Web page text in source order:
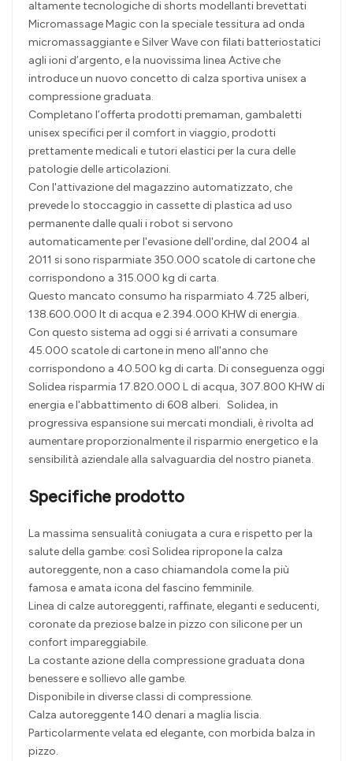
altamente tecnologiche di shorts modellanti brevettati
Micromassage Magic con la speciale tessitura ad onda
micromassaggiante e Silver Wave con filati batteriostatici
agli ioni d’argento, e la nuovissima linea Active che
introduce un nuovo concetto di calza sportiva unisex a
compressione graduata.
Completano l’offerta prodotti premaman, gambaletti
unisex specifici per il comfort in viaggio, prodotti
prettamente medicali e tutori elastici per la cura delle
patologie delle articolazioni.
Con l'attivazione del magazzino automatizzato, che
prevede lo stoccaggio in cassette di plastica ad uso
permanente dalle quali i robot si servono
automaticamente per l'evasione dell'ordine, dal 2004 al
2011 si sono risparmiate 350.000 scatole di cartone che
corrispondono a 315.000 kg di carta.
Questo mancato consumo ha risparmiato 4.725 alberi,
138.600.000 lt di acqua e 2.394.000 KHW di energia.
Con questo sistema ad oggi si é arrivati a consumare
45.000 scatole di cartone in meno all'anno che
corrispondono a 40.500 kg di carta. Di conseguenza oggi
Solidea risparmia 17.820.000 L di acqua, 307.800 KHW di
energia e l'abbattimento di 608 alberi. Solidea, in
progressiva espansione sui mercati mondiali, è rivolta ad
aumentare proporzionalmente il risparmio energetico e la
sensibilità aziendale alla salvaguardia del nostro pianeta.
Specifiche prodotto
La massima sensualità coniugata a cura e rispetto per la
salute della gambe: così Solidea ripropone la calza
autoreggente, non a caso chiamandola come la più
famosa e amata icona del fascino femminile.
Linea di calze autoreggenti, raffinate, eleganti e seducenti,
coronate da preziose balze in pizzo con silicone per un
confort impareggiabile.
La costante azione della compressione graduata dona
benessere e sollievo alle gambe.
Disponibile in diverse classi di compressione.
Calza autoreggente 140 denari a maglia liscia.
Particolarmente velata ed elegante, con morbida balza in
pizzo.